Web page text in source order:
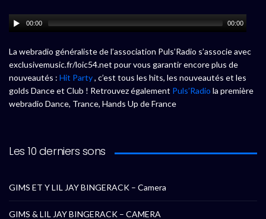
00:00 00:00
La webradio généraliste de l’association Puls’Radio s’associe avec
exclusivemusic.fr/loic54.net pour vous garantir encore plus de
nouveautés : Hit Party, c’est tous les hits, les nouveautés et les
golds Dance et Club ! Retrouvez également Puls’Radio la première
webradio Dance, Trance, Hands Up de France
Les 10 derniers sons
GIMS ET Y LIL JAY BINGERACK – Camera
GIMS & LIL JAY BINGERACK – CAMERA